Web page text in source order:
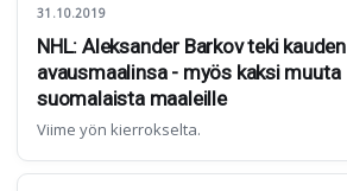
31.10.2019
NHL: Aleksander Barkov teki kauden
avausmaalinsa - myös kaksi muuta
suomalaista maaleille
Viime yön kierrokselta.